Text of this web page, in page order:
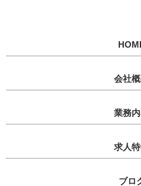
会社
業務
求人
ブロ